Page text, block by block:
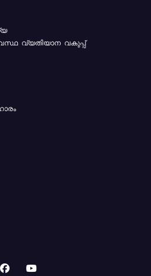
വ്യതിയാന വകുപ്പ്